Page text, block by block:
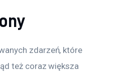
zdarzeń, które
też coraz większa